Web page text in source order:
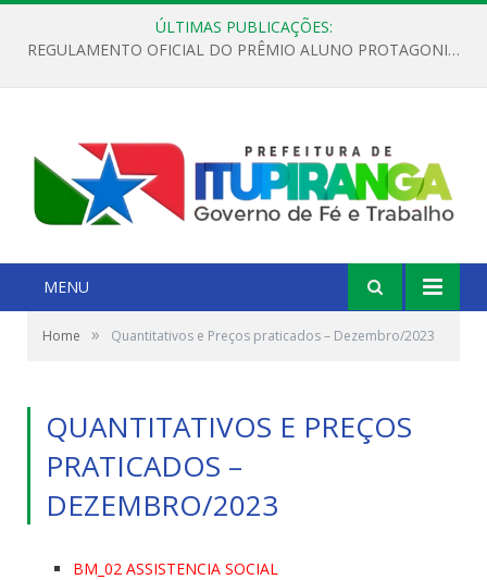
ÚLTIMAS PUBLICAÇÕES:
REGULAMENTO OFICIAL DO PRÊMIO ALUNO PROTAGONISTA – EDIÇÃO 2026
MENU
Home » Quantitativos e Preços praticados – Dezembro/2023
QUANTITATIVOS E PREÇOS
PRATICADOS –
DEZEMBRO/2023
BM_02 ASSISTENCIA SOCIAL